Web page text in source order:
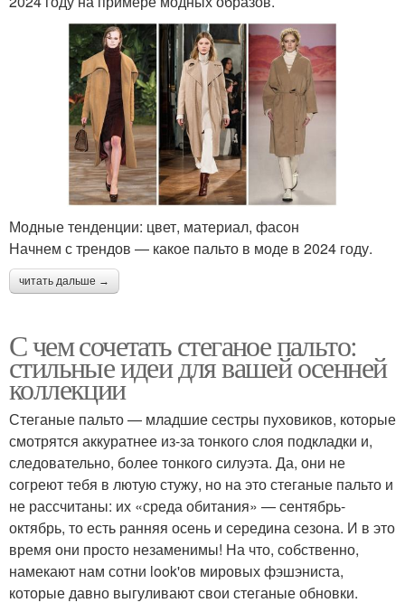
Модные тенденции: цвет, материал, фасон
Начнем с трендов — какое пальто в моде в 2024 году.
читать дальше →
С чем сочетать стеганое пальто:
стильные идеи для вашей осенней
коллекции
Стеганые пальто — младшие сестры пуховиков, которые
смотрятся аккуратнее из-за тонкого слоя подкладки и,
следовательно, более тонкого силуэта. Да, они не
согреют тебя в лютую стужу, но на это стеганые пальто и
не рассчитаны: их «среда обитания» — сентябрь-
октябрь, то есть ранняя осень и середина сезона. И в это
время они просто незаменимы! На что, собственно,
намекают нам сотни look'ов мировых фэшэниста,
которые давно выгуливают свои стеганые обновки.